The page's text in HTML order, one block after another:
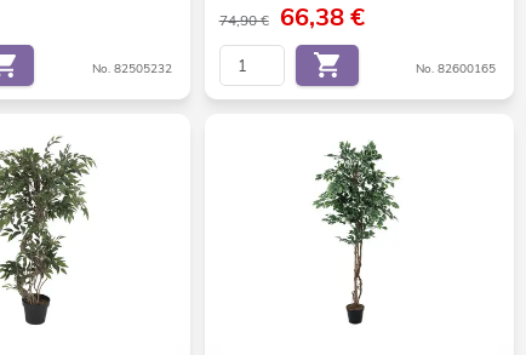
No. 82505232
74,90 € 66,38€
No. 82600165